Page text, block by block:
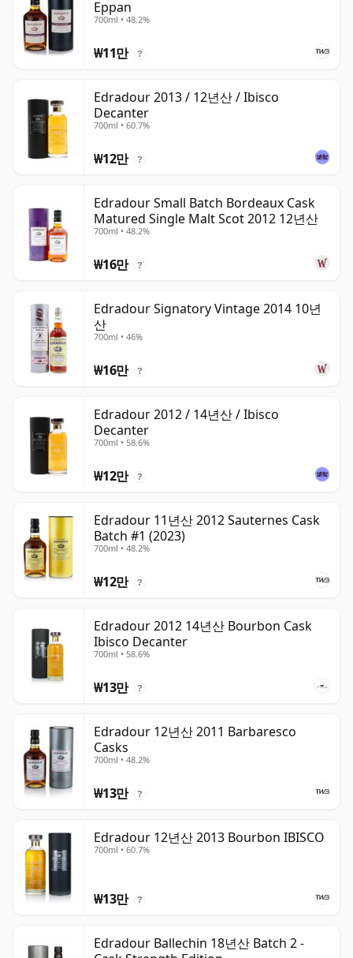
Eppan
700ml • 48.2%
₩11만 ?
Edradour 2013 / 12년산 / Ibisco
Decanter
700ml • 60.7%
₩12만 ?
Edradour Small Batch Bordeaux Cask
Matured Single Malt Scot 2012 12년산
700ml • 48.2%
₩16만 ?
Edradour Signatory Vintage 2014 10년
산
700ml • 46%
₩16만 ?
Edradour 2012 / 14년산 / Ibisco
Decanter
700ml • 58.6%
₩12만 ?
Edradour 11년산 2012 Sauternes Cask
Batch #1 (2023)
700ml • 48.2%
₩12만 ?
Edradour 2012 14년산 Bourbon Cask
Ibisco Decanter
700ml • 58.6%
₩13만 ?
Edradour 12년산 2011 Barbaresco
Casks
700ml • 48.2%
₩13만 ?
Edradour 12년산 2013 Bourbon IBISCO
700ml • 60.7%
₩13만 ?
Edradour Ballechin 18년산 Batch 2 -